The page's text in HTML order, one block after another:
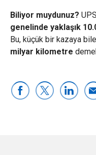
Biliyor muydunuz?
genelinde yaklaşık
Bu, küçük bir kazaya
milyar kilometre